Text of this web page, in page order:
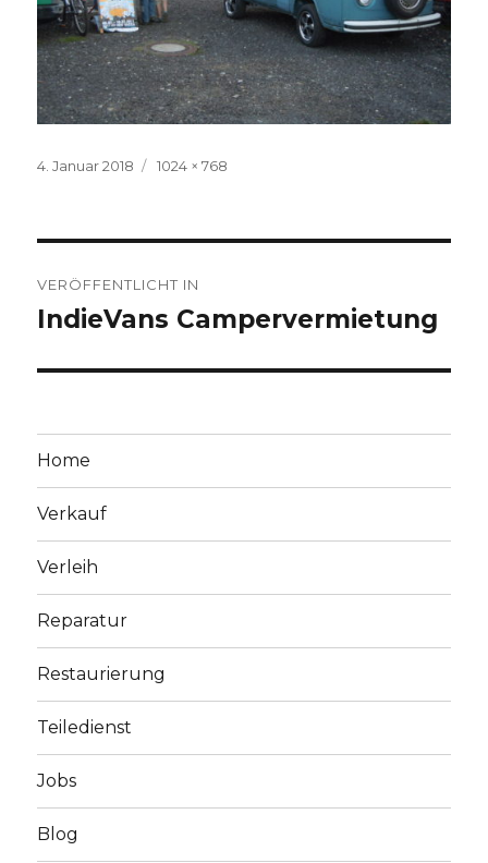
Veröffentlicht
4. Januar 2018
Volle
1024 × 768
VERÖFFENTLICHT IN
IndieVans Campervermietung
Home
Verkauf
Verleih
Reparatur
Restaurierung
Teiledienst
Jobs
Blog